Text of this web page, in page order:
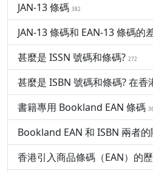
JAN-13 條碼 382
JAN-13 條碼和 EAN-13 條碼的
甚麼是 ISSN 號碼和條碼? 272
甚麼是 ISBN 號碼和條碼? 在香
書籍專用 Bookland EAN 條碼
Bookland EAN 和 ISBN 兩者
香港引入商品條碼（EAN）的